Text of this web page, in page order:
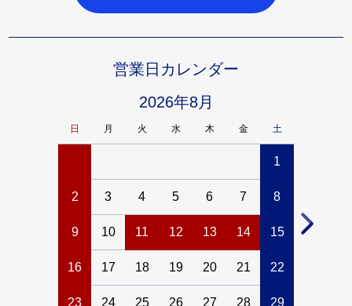
営業日カレンダー
2026年8月
日 月 火 水 木 金 土
1
2 3 4 5 6 7 8
9 10 11 12 13 14 15
16 17 18 19 20 21 22
23 24 25 26 27 28 29
13